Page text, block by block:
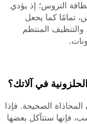
التروس؛ إذ يؤدي
تمامًا كما يجعل
المنتظم
في آلاتك؟
الصحيحة. فإذا
فإنها ستتآكل بعضها